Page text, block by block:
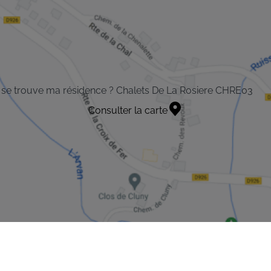
trouve ma résidence ? Chalets De La Rosiere CHRE03
Consulter la carte